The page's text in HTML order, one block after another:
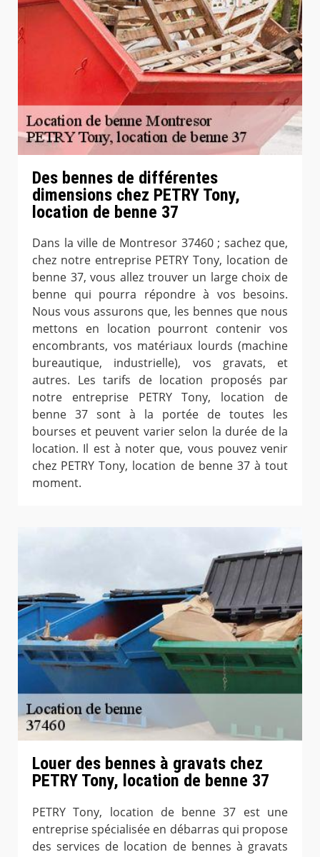
Des bennes de différentes
dimensions chez PETRY Tony,
location de benne 37
Dans la ville de Montresor 37460 ; sachez que,
chez notre entreprise PETRY Tony, location de
benne 37, vous allez trouver un large choix de
benne qui pourra répondre à vos besoins.
Nous vous assurons que, les bennes que nous
mettons en location pourront contenir vos
encombrants, vos matériaux lourds (machine
bureautique, industrielle), vos gravats, et
autres. Les tarifs de location proposés par
notre entreprise PETRY Tony, location de
benne 37 sont à la portée de toutes les
bourses et peuvent varier selon la durée de la
location. Il est à noter que, vous pouvez venir
chez PETRY Tony, location de benne 37 à tout
moment.
Louer des bennes à gravats chez
PETRY Tony, location de benne 37
PETRY Tony, location de benne 37 est une
entreprise spécialisée en débarras qui propose
des services de location de bennes à gravats